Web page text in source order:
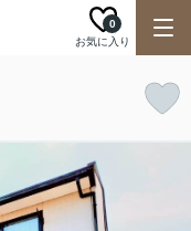
お気に入り
0